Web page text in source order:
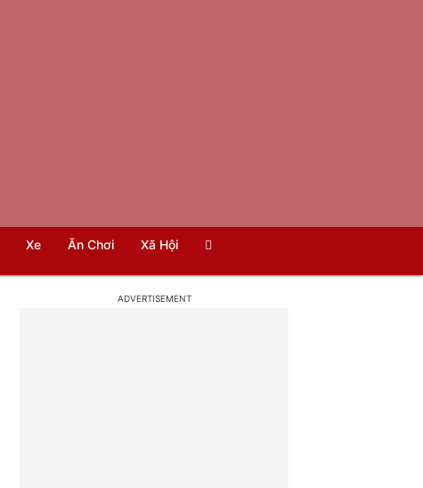
Xe Ăn Chơi Xã Hội